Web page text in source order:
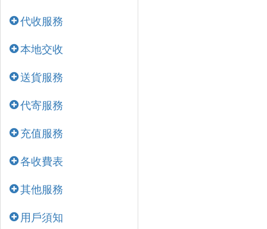
代收服務
本地交收
送貨服務
代寄服務
充值服務
各收費表
其他服務
用戶須知